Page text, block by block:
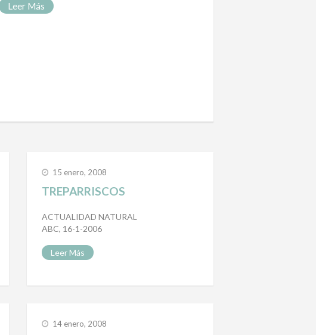
Leer Más
15 enero, 2008
TREPARRISCOS
ACTUALIDAD NATURAL
ABC, 16-1-2006
Leer Más
14 enero, 2008